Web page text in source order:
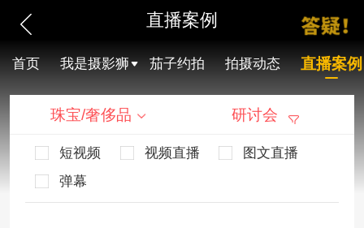
直播案例
首页 我是摄影狮 茄子约拍 拍摄动态 直播案例
珠宝/奢侈品 研讨会
短视频 视频直播
图文直播
弹幕